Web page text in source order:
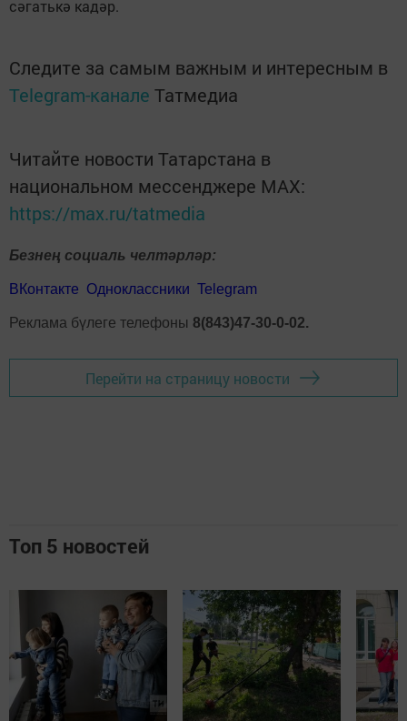
сәгатькә кадәр.
Следите за самым важным и интересным в
Telegram-канале Татмедиа
Читайте новости Татарстана в
национальном мессенджере MАХ:
https://max.ru/tatmedia
Безнең социаль челтәрләр:
ВКонтакте Одноклассники Telegram
Реклама бүлеге телефоны 8(843)47-30-0-02.
Перейти на страницу новости
Топ 5 новостей